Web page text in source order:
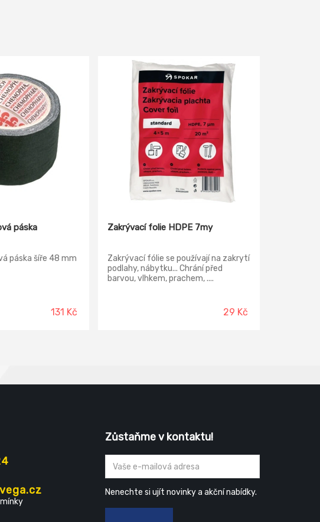
páska
páska šíře 48 mm
131 Kč
Zakrývací folie HDPE 7my
Zakrývací fólie se používají na zakrytí
podlahy, nábytku... Chrání před
barvou, vlhkem, prachem, ....
29 Kč
Zůstaňme v kontaktu!
Nenechte si ujít novinky a akční nabídky.